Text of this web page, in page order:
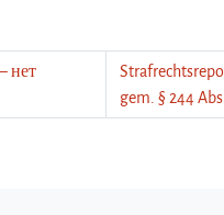
нет
gem. § 244